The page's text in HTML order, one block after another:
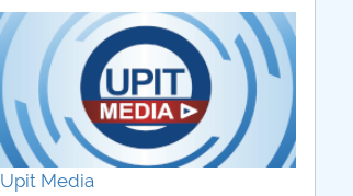
Upit Media